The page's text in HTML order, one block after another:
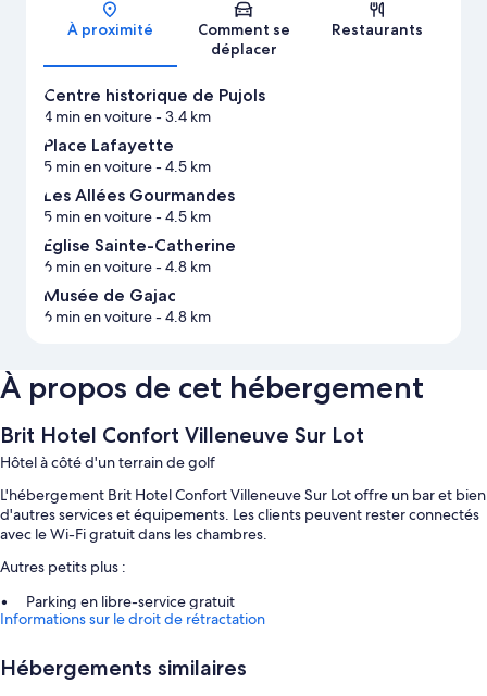
À proximité
Comment se
déplacer
Restaurants
Centre historique de Pujols
4 min en voiture- 3.4 km
Place Lafayette
5 min en voiture- 4.5 km
Les Allées Gourmandes
5 min en voiture- 4.5 km
Église Sainte-Catherine
6 min en voiture- 4.8 km
Musée de Gajac
6 min en voiture- 4.8 km
À propos de cet hébergement
Brit Hotel Confort Villeneuve Sur Lot
Hôtel à côté d'un terrain de golf
L'hébergement Brit Hotel Confort Villeneuve Sur Lot offre un bar et bien
d'autres services et équipements. Les clients peuvent rester connectés
avec le Wi-Fi gratuit dans les chambres.
Autres petits plus :
Parking en libre-service gratuit
Petit déjeuner buffet (en supplément), navette vers les attractions
Service d'arrivée express, ascenseur et une consigne à bagages
Informations sur le droit de rétractation
Hébergements similaires